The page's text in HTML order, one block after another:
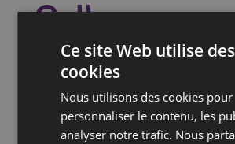
Cully
Union Vinicole de Cully →
Would you like to find
about the winegrowing
Ce site Web utilise des
cookies
Nous utilisons des cookies pour
personnaliser le contenu, les
analyser notre trafic. Nous